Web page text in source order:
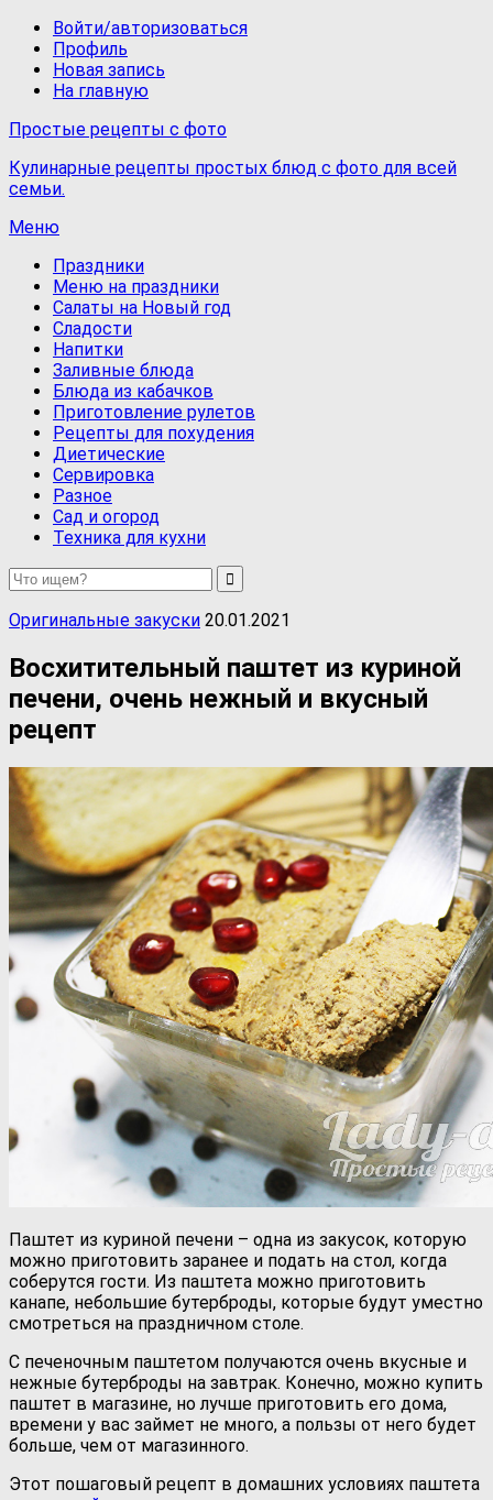
Войти/авторизоваться
Профиль
Новая запись
На главную
Простые рецепты с фото
Кулинарные рецепты простых блюд с фото для всей
семьи.
Меню
Праздники
Меню на праздники
Салаты на Новый год
Сладости
Напитки
Заливные блюда
Блюда из кабачков
Приготовление рулетов
Рецепты для похудения
Диетические
Сервировка
Разное
Сад и огород
Техника для кухни
Оригинальные закуски 20.01.2021
Восхитительный паштет из куриной
печени, очень нежный и вкусный
рецепт
Паштет из куриной печени – одна из закусок, которую
можно приготовить заранее и подать на стол, когда
соберутся гости. Из паштета можно приготовить
канапе, небольшие бутерброды, которые будут уместно
смотреться на праздничном столе.
С печеночным паштетом получаются очень вкусные и
нежные бутерброды на завтрак. Конечно, можно купить
паштет в магазине, но лучше приготовить его дома,
времени у вас займет не много, а пользы от него будет
больше, чем от магазинного.
Этот пошаговый рецепт в домашних условиях паштета